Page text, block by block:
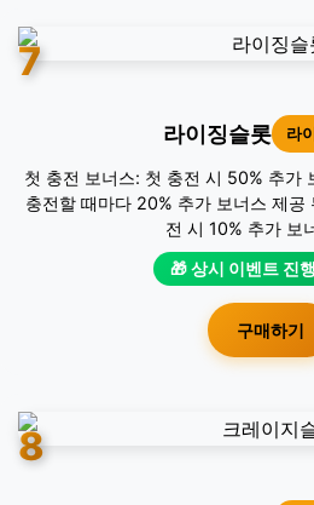
7
라이징슬롯 라
첫 충전 보너스: 첫 충전 시 50% 추가
충전할 때마다 20% 추가 보너스 제공
전 시 10% 추가 보
🎁 상시 이벤트 진
구매하기
8